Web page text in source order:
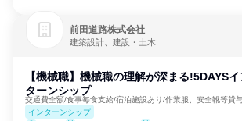
前田道路株式会社
建築設計、建設・土木
【機械職】機械職の理解が深まる!5DAYSイ
ターンシップ
交通費全額/食事毎食支給/宿泊施設あり/作業服、安全靴等貸
インターンシップ